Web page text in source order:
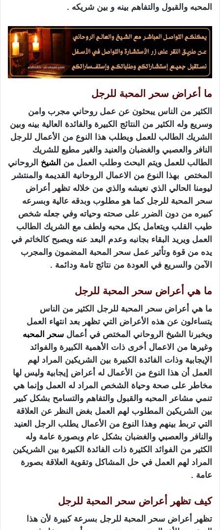
المحبه والقبول والتفاهم بينه و بين شريكه .
ما أعراض سحر المحبة للرجل
الكثير من الناس يبحثون عن عمل روحاني مجرب وامن
وسريع وله الكثير من النتائج الكبيرة والفائدة العالية بينه وبين
الشريك الطالب للعمل ويطلب هذا النوع من الأعمال للرجل
النافر والعصبي والغضبان والعنيد والغير مطيع للشريك
الطالب للعمل ويتم البحث وطلب العمل من الشيخ الروحاني
المختص بهذا النوع من الاعمال الروحانية القديمة والمنتشر
ليومنا الحالي الذي نعيشه والذي من خلاله تظهر أعراض
سحر المحبة للرجل كما هو مطلوب وبدقه عالية وبسرعه
كبيره من دون الضرر على صحته وحياته وفي جعله شخص
طيب القلب ويتعامل بكل محبه ولطف مع الشريك الطالب
العمل ويريد البقاء بجانبه وعدم البعد عنه ويصبح كالخاتم في
يده من قوة وتأثير عمل سحر المحبة المضمون والمجرب
الآمن والسريع في العودة من نتائج تامة ودائمة .
ما هي أعراض سحر المحبة للرجل
ما هي أعراض سحر المحبة للرجل الكثير من الناس
يتساءلون عن هذه الأعراض التي تظهر بعد انتهاء العمل
ويخبرنا الشيخ الروحاني المختص في أعمال سحر المحبه
وغيرها من الاعمال أخرى ذات الأهمية الكبيرة والفوائد
الإيجابية وذات الفائدة الكبيرة بين الشريكين المراد لهم
العمل أن هذا النوع من الأعمال له أعراض إيجابية وليس لها
مخاطر على صحة وحياة الشخص المراد له العمل وإنما هي
تنمي مشاعر المحبه والقبول والتفاهم والتسامح بشكل كبير
بين الشريكين المطلوب لهم العمل بغض النظر عن العلاقة
التي تربط بينهم وهذا النوع من الأعمال يطلب الرجل العنيد
والنافر والعصبي والغضبان بشكل عام وبصورة عامة وله
الكثير من الفوائد الكثيرة ذات الفائدة الكبيرة بين الشريكين
المراد لهم العمل في حل المشاكل وتقوية العلاقة بصورة
عامة .
كيف تظهر أعراض سحر المحبة للرجل
تظهر أعراض سحر المحبة للرجل بسرعة كبيرة لأن هذا